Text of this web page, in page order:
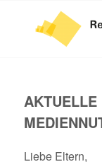
AKTUELLE
Liebe Eltern,